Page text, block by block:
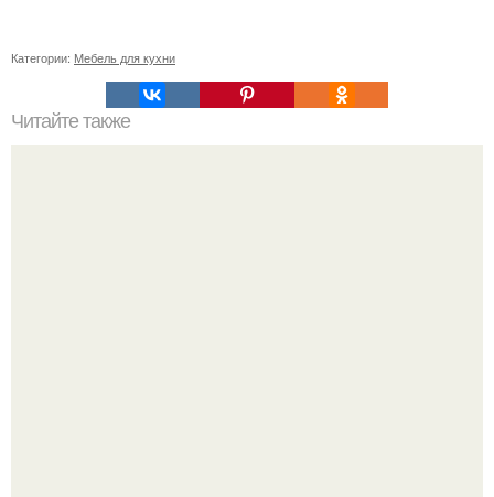
Категории: Мебель для кухни
Читайте также